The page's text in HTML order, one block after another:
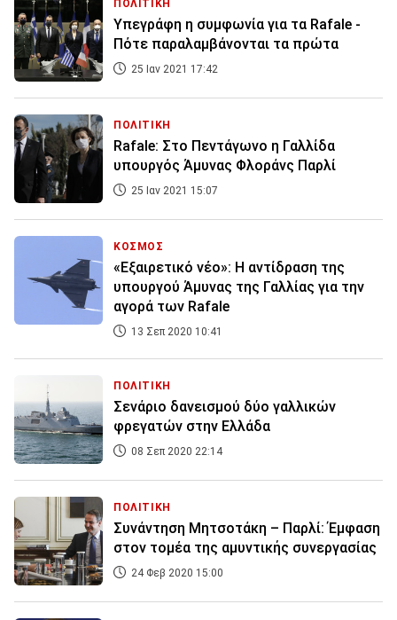
ΠΟΛΙΤΙΚΗ
Υπεγράφη η συμφωνία για τα Rafale -
Πότε παραλαμβάνονται τα πρώτα
25 Ιαν 2021 17:42
ΠΟΛΙΤΙΚΗ
Rafale: Στο Πεντάγωνο η Γαλλίδα
υπουργός Άμυνας Φλοράνς Παρλί
25 Ιαν 2021 15:07
ΚΟΣΜΟΣ
«Εξαιρετικό νέο»: Η αντίδραση της
υπουργού Άμυνας της Γαλλίας για την
αγορά των Rafale
13 Σεπ 2020 10:41
ΠΟΛΙΤΙΚΗ
Σενάριο δανεισμού δύο γαλλικών
φρεγατών στην Ελλάδα
08 Σεπ 2020 22:14
ΠΟΛΙΤΙΚΗ
Συνάντηση Μητσοτάκη – Παρλί: Έμφαση
στον τομέα της αμυντικής συνεργασίας
24 Φεβ 2020 15:00